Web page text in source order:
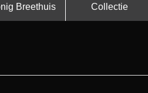
Breethuis Collectie